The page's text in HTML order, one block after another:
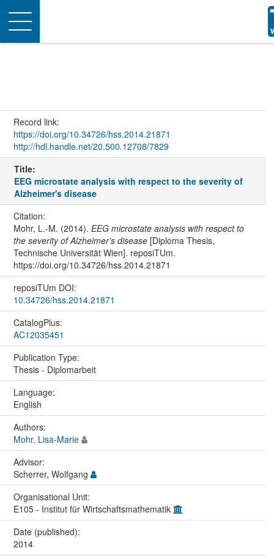
Toggle
navigation
Record link:
https://doi.org/10.34726/hss.2014.21871
http://hdl.handle.net/20.500.12708/7829
Title:
EEG microstate analysis with respect to the severity of
Alzheimer's disease
Citation:
Mohr, L.-M. (2014). EEG microstate analysis with respect to
the severity of Alzheimer’s disease[Diploma Thesis,
Technische Universität Wien]. reposiTUm.
https://doi.org/10.34726/hss.2014.21871
reposiTUm DOI:
10.34726/hss.2014.21871
CatalogPlus:
AC12035451
Publication Type:
Thesis - Diplomarbeit
Language:
English
Authors:
Mohr, Lisa-Marie
Advisor:
Scherrer, Wolfgang
Organisational Unit:
E105 - Institut für Wirtschaftsmathematik
Date (published):
2014